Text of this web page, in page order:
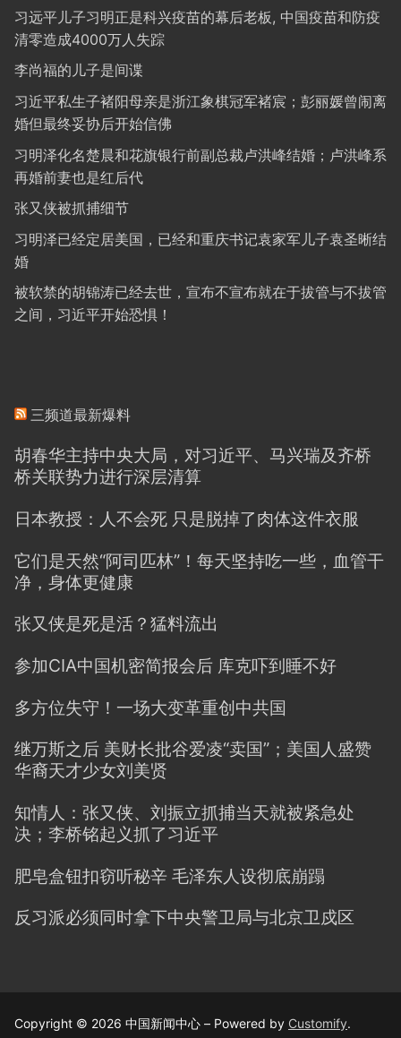
习远平儿子习明正是科兴疫苗的幕后老板, 中国疫苗和防疫
清零造成4000万人失踪
李尚福的儿子是间谍
习近平私生子褚阳母亲是浙江象棋冠军褚宸；彭丽媛曾闹离
婚但最终妥协后开始信佛
习明泽化名楚晨和花旗银行前副总裁卢洪峰结婚；卢洪峰系
再婚前妻也是红后代
张又侠被抓捕细节
习明泽已经定居美国，已经和重庆书记袁家军儿子袁圣晰结
婚
被软禁的胡锦涛已经去世，宣布不宣布就在于拔管与不拔管
之间，习近平开始恐惧！
三频道最新爆料
胡春华主持中央大局，对习近平、马兴瑞及齐桥
桥关联势力进行深层清算
日本教授：人不会死 只是脱掉了肉体这件衣服
它们是天然“阿司匹林”！每天坚持吃一些，血管干
净，身体更健康
张又侠是死是活？猛料流出
参加CIA中国机密简报会后 库克吓到睡不好
多方位失守！一场大变革重创中共国
继万斯之后 美财长批谷爱凌“卖国”；美国人盛赞
华裔天才少女刘美贤
知情人：张又侠、刘振立抓捕当天就被紧急处
决；李桥铭起义抓了习近平
肥皂盒钮扣窃听秘辛 毛泽东人设彻底崩蹋
反习派必须同时拿下中央警卫局与北京卫戍区
Copyright © 2026 中国新闻中心 – Powered by Customify.